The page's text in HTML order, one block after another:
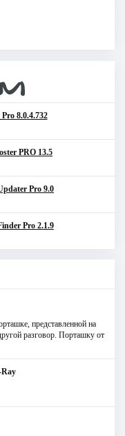
8.0.4.732
PRO 13.5
Pro 9.0
Pro 2.1.9
представленной на
разговор. Порташку от
Ray